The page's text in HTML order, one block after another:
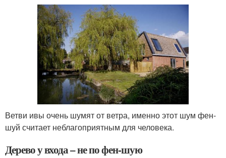
Ветви ивы очень шумят от ветра, именно этот шум фен-
шуй считает неблагоприятным для человека.
Дерево у входа – не по фен-шую